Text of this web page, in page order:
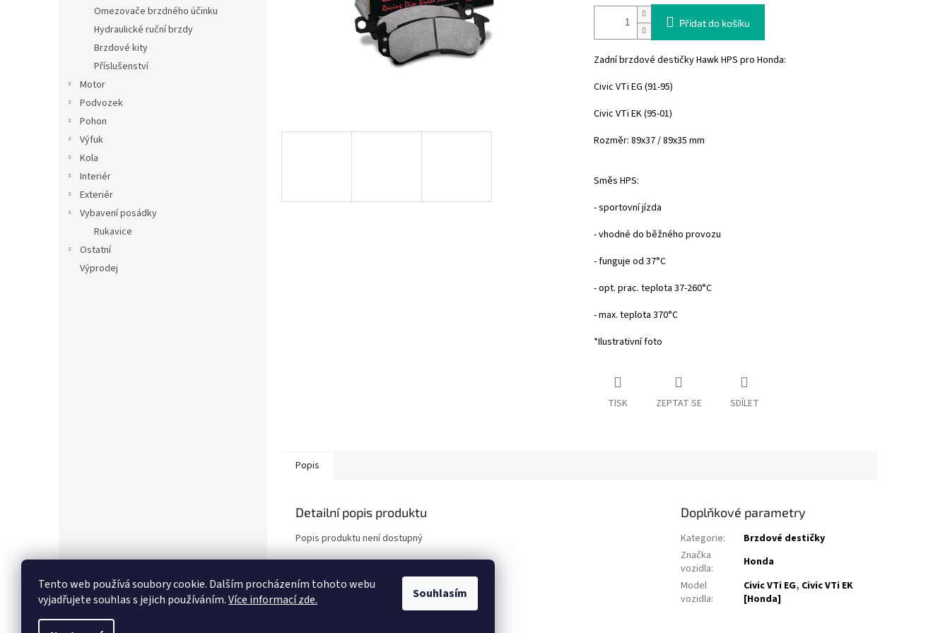
Tento web používá soubory cookie. Dalším procházením tohoto webu
vyjadřujete souhlas s jejich používáním.Více informací zde. Souhlasím
Omezovače brzdného účinku
Hydraulické ruční brzdy
Brzdové kity
Příslušenství
Motor
Podvozek
Pohon
Výfuk
Kola
Interiér
Exteriér
Vybavení posádky
Rukavice
Ostatní
Výprodej
Přidat do košíku
Zadní brzdové destičky Hawk HPS pro Honda:
Civic VTi EG (91-95)
Civic VTi EK (95-01)
Rozměr: 89x37 / 89x35 mm
Směs HPS:
- sportovní jízda
- vhodné do běžného provozu
- funguje od 37°C
- opt. prac. teplota 37-260°C
- max. teplota 370°C
*Ilustrativní foto
TISK ZEPTAT SE SDÍLET
Popis
Detailní popis produktu
Popis produktu není dostupný
Doplňkové parametry
Kategorie:
Brzdové destičky
Značka
vozidla:
Honda
Model
vozidla:
Civic VTi EG, Civic VTi EK
[Honda]